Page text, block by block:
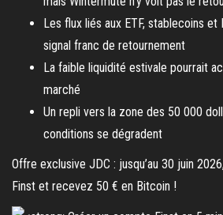
Les flux liés aux ETF, stablecoins et
signal franc de retournement
La faible liquidité estivale pourrait
marché
Un repli vers la zone des 50 000
conditions se dégradent
Offre exclusive JDC : jusqu’au 30 juin
Finst et recevez 50 € en Bitcoin !